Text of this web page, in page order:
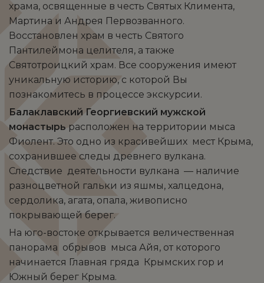
храма, освященные в честь Святых Климента,
Мартина и Андрея Первозванного.
Восстановлен храм в честь Святого
Пантилеймона целителя, а также
Святотроицкий храм. Все сооружения имеют
уникальную историю, с которой Вы
познакомитесь в процессе экскурсии.
Балаклавский Георгиевский мужской
монастырь расположен на территории мыса
Фиолент. Это одно из красивейших мест Крыма,
сохранившее следы древнего вулкана.
Следствие деятельности вулкана — наличие
разноцветной гальки из яшмы, халцедона,
сердолика, агата, опала, живописно
покрывающей берег.
На юго-востоке открывается величественная
панорама обрывов мыса Айя, от которого
начинается Главная гряда Крымских гор и
Южный берег Крыма.